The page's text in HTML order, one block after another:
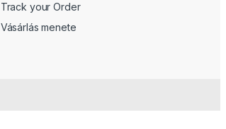
Track your Order
Vásárlás menete